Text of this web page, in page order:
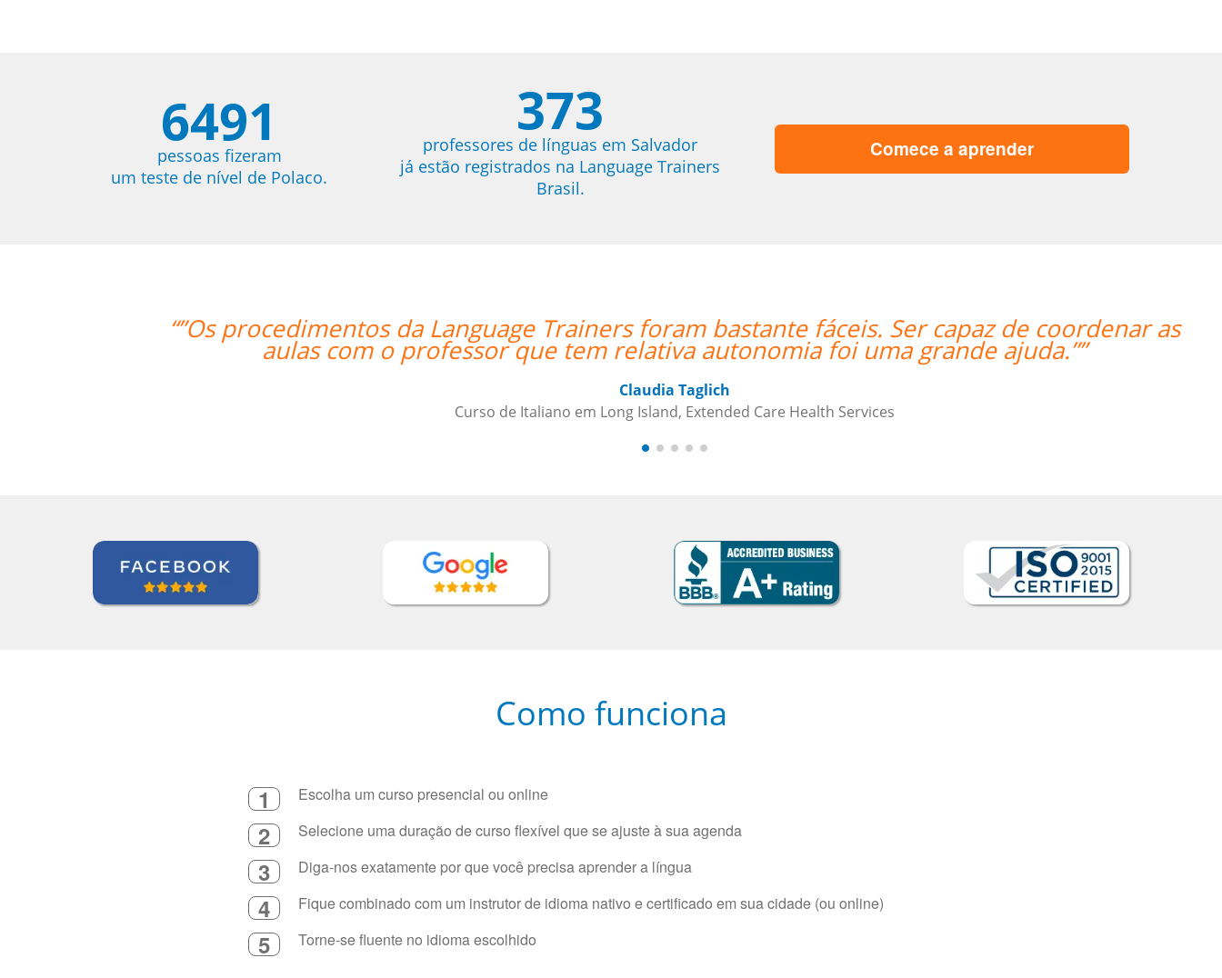
6491
pessoas fizeram
um teste de nível de Polaco.
373
professores de línguas em Salvador
já estão registrados na Language Trainers
Brasil.
Comece a aprender
da Language Trainers foram bastante fáceis. Ser capaz de coordenar as
professor que tem relativa autonomia foi uma grande ajuda.””
Curso de Italiano em Long Island, Extended Care Health Services
“”Everything went excellently!
Como funciona
1 Escolha um curso presencial ou online
2 Selecione uma duração de curso flexível que se ajuste à sua agenda
3 Diga-nos exatamente por que você precisa aprender a língua
4 Fique combinado com um instrutor de idioma nativo e certificado em sua cidade (ou online)
5 Torne-se fluente no idioma escolhido